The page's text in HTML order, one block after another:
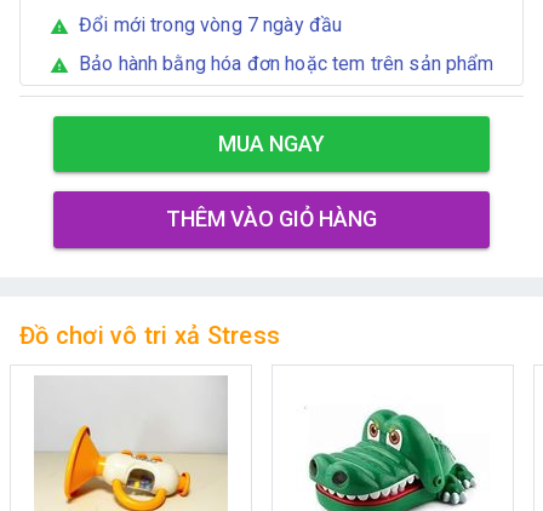
warning Đổi mới trong vòng 7 ngày đầu
warning Bảo hành bằng hóa đơn hoặc tem trên sản phẩm
MUA NGAY
THÊM VÀO GIỎ HÀNG
Đồ chơi vô tri xả Stress